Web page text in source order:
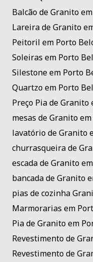
Balcão de Granito
Lareira de Granito
Peitoril em Porto
Soleiras em Porto
Silestone em Porto
Quartzo em Porto
Preço Pia de Granito
mesas de Granito
lavatório de Granito
churrasqueira de
escada de Granito
bancada de Granito
pias de cozinha
Marmorarias em
Pia de Granito em
Revestimento de
Revestimento de